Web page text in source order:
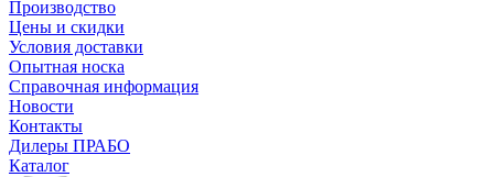
Производство
Цены и скидки
Условия доставки
Опытная носка
Справочная информация
Новости
Контакты
Дилеры ПРАБО
Каталог